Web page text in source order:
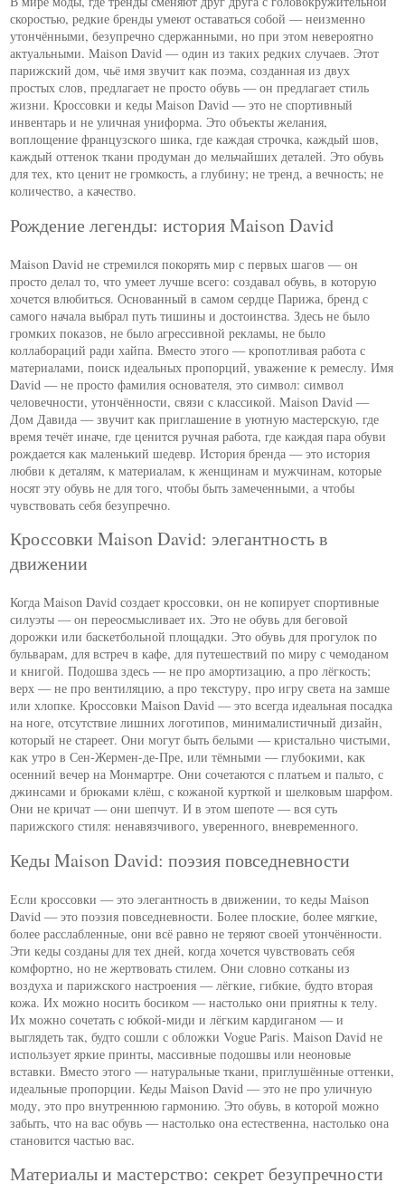
скоростью, редкие бренды умеют оставаться собой — неизменно
утончёнными, безупречно сдержанными, но при этом невероятно
актуальными. Maison David — один из таких редких случаев. Этот
парижский дом, чьё имя звучит как поэма, созданная из двух
простых слов, предлагает не просто обувь — он предлагает стиль
жизни. Кроссовки и кеды Maison David — это не спортивный
инвентарь и не уличная униформа. Это объекты желания,
воплощение французского шика, где каждая строчка, каждый шов,
каждый оттенок ткани продуман до мельчайших деталей. Это обувь
для тех, кто ценит не громкость, а глубину; не тренд, а вечность; не
количество, а качество.
Рождение легенды: история Maison David
Maison David не стремился покорять мир с первых шагов — он
просто делал то, что умеет лучше всего: создавал обувь, в которую
хочется влюбиться. Основанный в самом сердце Парижа, бренд с
самого начала выбрал путь тишины и достоинства. Здесь не было
громких показов, не было агрессивной рекламы, не было
коллабораций ради хайпа. Вместо этого — кропотливая работа с
материалами, поиск идеальных пропорций, уважение к ремеслу. Имя
David — не просто фамилия основателя, это символ: символ
человечности, утончённости, связи с классикой. Maison David —
Дом Давида — звучит как приглашение в уютную мастерскую, где
время течёт иначе, где ценится ручная работа, где каждая пара обуви
рождается как маленький шедевр. История бренда — это история
любви к деталям, к материалам, к женщинам и мужчинам, которые
носят эту обувь не для того, чтобы быть замеченными, а чтобы
чувствовать себя безупречно.
Кроссовки Maison David: элегантность в
движении
Когда Maison David создает кроссовки, он не копирует спортивные
силуэты — он переосмысливает их. Это не обувь для беговой
дорожки или баскетбольной площадки. Это обувь для прогулок по
бульварам, для встреч в кафе, для путешествий по миру с чемоданом
и книгой. Подошва здесь — не про амортизацию, а про лёгкость;
верх — не про вентиляцию, а про текстуру, про игру света на замше
или хлопке. Кроссовки Maison David — это всегда идеальная посадка
на ноге, отсутствие лишних логотипов, минималистичный дизайн,
который не стареет. Они могут быть белыми — кристально чистыми,
как утро в Сен-Жермен-де-Пре, или тёмными — глубокими, как
осенний вечер на Монмартре. Они сочетаются с платьем и пальто, с
джинсами и брюками клёш, с кожаной курткой и шелковым шарфом.
Они не кричат — они шепчут. И в этом шепоте — вся суть
парижского стиля: ненавязчивого, уверенного, вневременного.
Кеды Maison David: поэзия повседневности
Если кроссовки — это элегантность в движении, то кеды Maison
David — это поэзия повседневности. Более плоские, более мягкие,
более расслабленные, они всё равно не теряют своей утончённости.
Эти кеды созданы для тех дней, когда хочется чувствовать себя
комфортно, но не жертвовать стилем. Они словно сотканы из
воздуха и парижского настроения — лёгкие, гибкие, будто вторая
кожа. Их можно носить босиком — настолько они приятны к телу.
Их можно сочетать с юбкой-миди и лёгким кардиганом — и
выглядеть так, будто сошли с обложки Vogue Paris. Maison David не
использует яркие принты, массивные подошвы или неоновые
вставки. Вместо этого — натуральные ткани, приглушённые оттенки,
идеальные пропорции. Кеды Maison David — это не про уличную
моду, это про внутреннюю гармонию. Это обувь, в которой можно
забыть, что на вас обувь — настолько она естественна, настолько она
становится частью вас.
Материалы и мастерство: секрет безупречности